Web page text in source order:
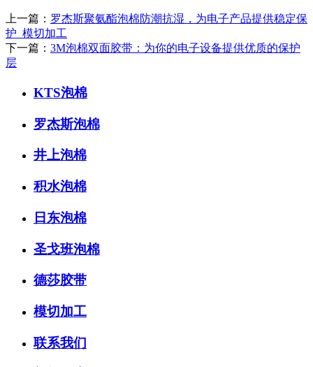
上一篇： 罗杰斯聚氨酯泡棉防潮抗湿，为电子产品提供稳定保
护_模切加工
下一篇： 3M泡棉双面胶带：为你的电子设备提供优质的保护
层
KTS泡棉
罗杰斯泡棉
井上泡棉
积水泡棉
日东泡棉
圣戈班泡棉
德莎胶带
模切加工
联系我们